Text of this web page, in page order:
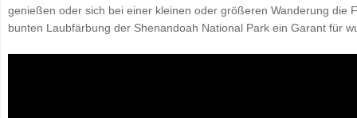
genießen oder sich bei einer kleinen oder größeren Wanderung die
bunten Laubfärbung der Shenandoah National Park ein Garant für